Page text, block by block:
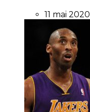
11 mai 2020